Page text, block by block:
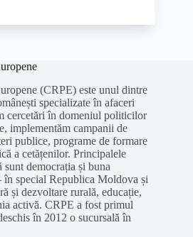
(CRPE) este unul dintre
specializate în afaceri
cercetări în domeniul politicilor
implementăm campanii de
publice, programe de formare
a cetățenilor. Principalele
democrația și buna
în special Republica Moldova și
și dezvoltare rurală, educație,
activă. CRPE a fost primul
în 2012 o sucursală în